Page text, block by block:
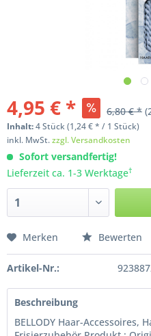
4,95 € * 6,80 € *
Inhalt:4Stück(1,24 € * / 1 Stück)
inkl. MwSt.zzgl. Versandkosten
Sofort versandfertig!
Lieferzeit ca. 1-3 Werktage†
Merken Bewerten
Artikel-Nr.:
Beschreibung
BELLODY Haar-Accessoires,